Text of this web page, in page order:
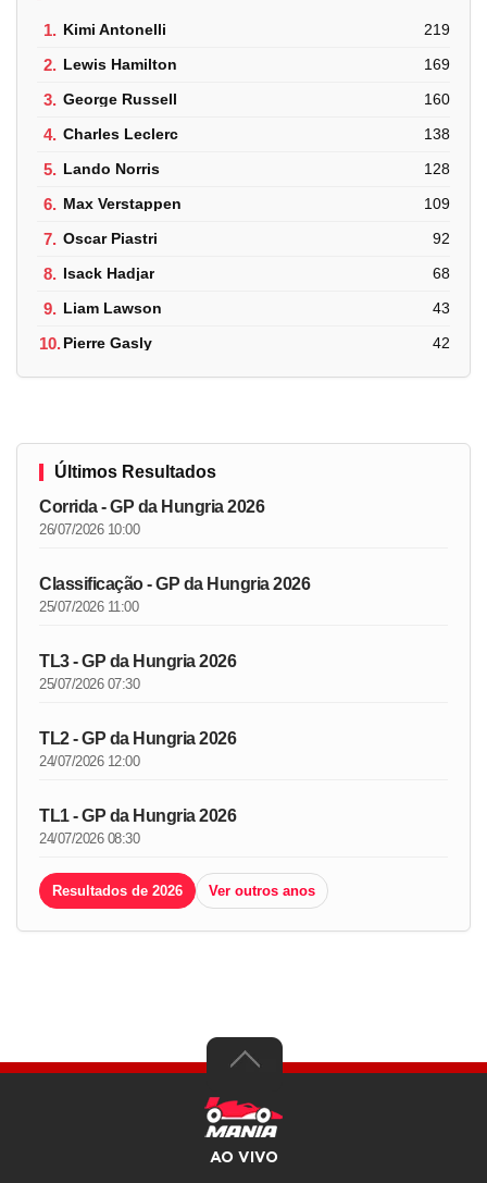
1. Kimi Antonelli 219
2. Lewis Hamilton 169
3. George Russell 160
4. Charles Leclerc 138
5. Lando Norris 128
6. Max Verstappen 109
7. Oscar Piastri 92
8. Isack Hadjar 68
9. Liam Lawson 43
10.Pierre Gasly 42
Últimos Resultados
Corrida - GP da Hungria 2026
26/07/2026 10:00
Classificação - GP da Hungria 2026
25/07/2026 11:00
TL3 - GP da Hungria 2026
25/07/2026 07:30
TL2 - GP da Hungria 2026
24/07/2026 12:00
TL1 - GP da Hungria 2026
24/07/2026 08:30
Resultados de 2026 Ver outros anos
AO VIVO